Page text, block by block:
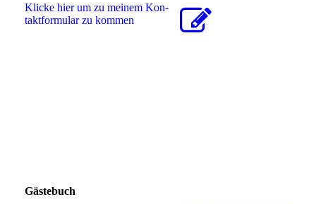
Klicke hier um zu meinem Kon­
takt­for­mu­lar zu kommen
Gästebuch